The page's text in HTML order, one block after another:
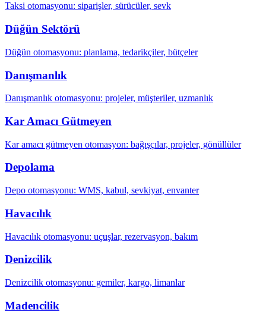
Taksi otomasyonu: siparişler, sürücüler, sevk
Düğün Sektörü
Düğün otomasyonu: planlama, tedarikçiler, bütçeler
Danışmanlık
Danışmanlık otomasyonu: projeler, müşteriler, uzmanlık
Kar Amacı Gütmeyen
Kar amacı gütmeyen otomasyon: bağışçılar, projeler, gönüllüler
Depolama
Depo otomasyonu: WMS, kabul, sevkiyat, envanter
Havacılık
Havacılık otomasyonu: uçuşlar, rezervasyon, bakım
Denizcilik
Denizcilik otomasyonu: gemiler, kargo, limanlar
Madencilik